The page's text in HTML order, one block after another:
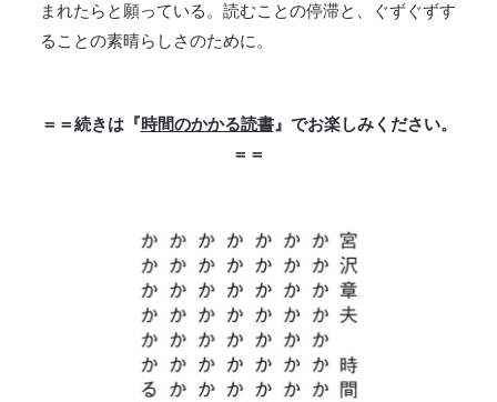
まれたらと願っている。読むことの停滞と、ぐずぐずす
ることの素晴らしさのために。
＝＝続きは『時間のかかる読書』でお楽しみください。
＝＝